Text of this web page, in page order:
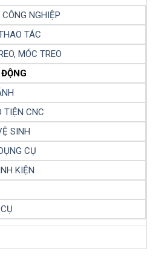
NGHIỆP
TÁC
MÓC TREO
TIỆN CNC
SINH
CỤ
KIỆN